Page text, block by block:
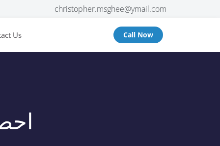
christopher.msghee@ymail.com
Us Call Now